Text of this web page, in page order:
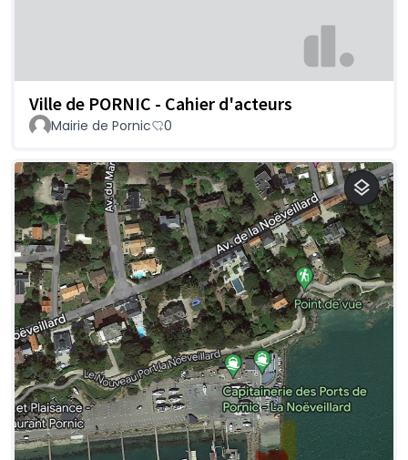
Ville de PORNIC - Cahier d'acteurs
Mairie de Pornic 0